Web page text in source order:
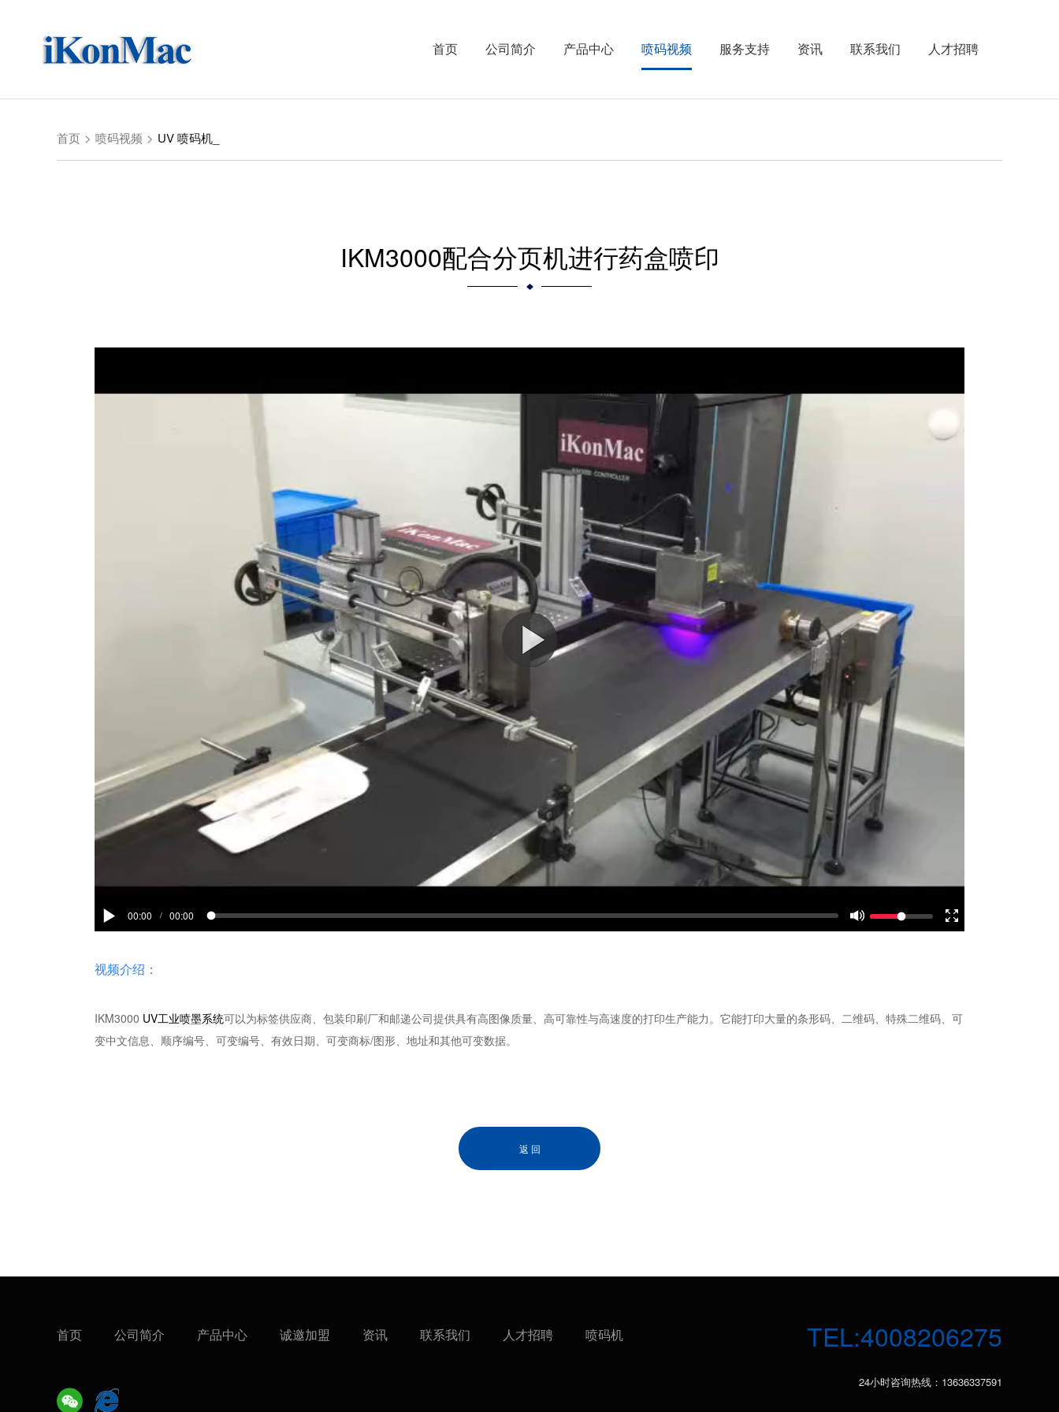
首页 公司简介 产品中心 喷码视频 服务支持 资讯 联系我们 人才招聘
首页 喷码视频 UV 喷码机_
IKM3000配合分页机进行药盒喷印
00:00 / 00:00
视频介绍：
IKM3000 UV工业喷墨系统可以为标签供应商、包装印刷厂和邮递公司提供具有高图像质量、高可靠性与高速度的打印生产能力。它能打印大量的条形码、二维码、特殊二维码、可
变中文信息、顺序编号、可变编号、有效日期、可变商标/图形、地址和其他可变数据。
返 回
首页 公司简介 产品中心 诚邀加盟 资讯 联系我们 人才招聘 喷码机 TEL:4008206275
24小时咨询热线：13636337591